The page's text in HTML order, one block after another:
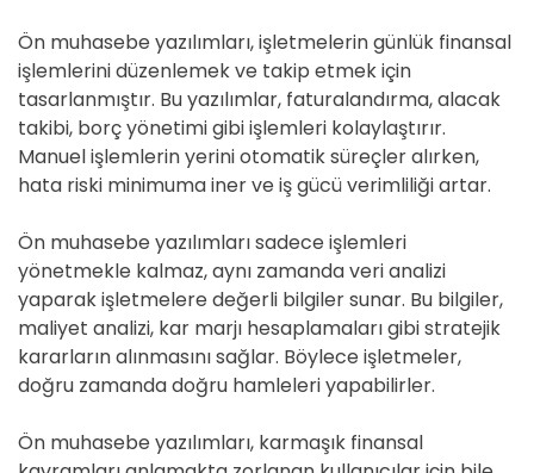
Ön muhasebe yazılımları, işletmelerin günlük finansal
işlemlerini düzenlemek ve takip etmek için
tasarlanmıştır. Bu yazılımlar, faturalandırma, alacak
takibi, borç yönetimi gibi işlemleri kolaylaştırır.
Manuel işlemlerin yerini otomatik süreçler alırken,
hata riski minimuma iner ve iş gücü verimliliği artar.
Ön muhasebe yazılımları sadece işlemleri
yönetmekle kalmaz, aynı zamanda veri analizi
yaparak işletmelere değerli bilgiler sunar. Bu bilgiler,
maliyet analizi, kar marjı hesaplamaları gibi stratejik
kararların alınmasını sağlar. Böylece işletmeler,
doğru zamanda doğru hamleleri yapabilirler.
Ön muhasebe yazılımları, karmaşık finansal